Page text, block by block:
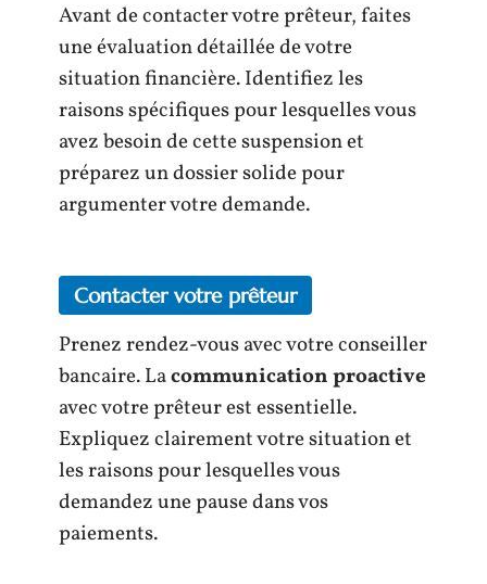
Avant de contacter votre prêteur, faites
une évaluation détaillée de votre
situation financière. Identifiez les
raisons spécifiques pour lesquelles vous
avez besoin de cette suspension et
préparez un dossier solide pour
argumenter votre demande.
Contacter votre prêteur
Prenez rendez-vous avec votre conseiller
bancaire. Lacommunication proactive
avec votre prêteur est essentielle.
Expliquez clairement votre situation et
les raisons pour lesquelles vous
demandez une pause dans vos
paiements.